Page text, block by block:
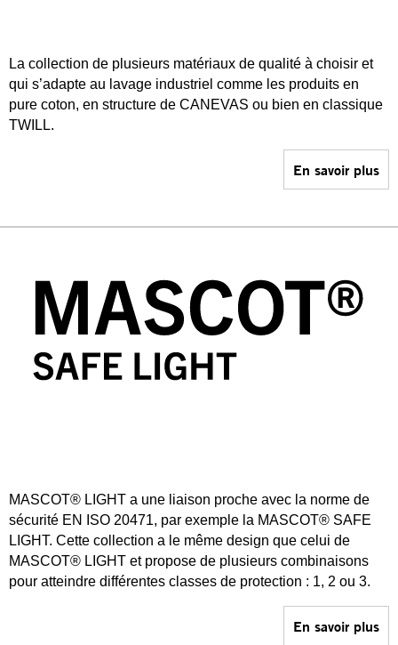
La collection de plusieurs matériaux de qualité à choisir et
qui s’adapte au lavage industriel comme les produits en
pure coton, en structure de CANEVAS ou bien en classique
TWILL.
En savoir plus
MASCOT® LIGHT a une liaison proche avec la norme de
sécurité EN ISO 20471, par exemple la MASCOT® SAFE
LIGHT. Cette collection a le même design que celui de
MASCOT® LIGHT et propose de plusieurs combinaisons
pour atteindre différentes classes de protection : 1, 2 ou 3.
En savoir plus